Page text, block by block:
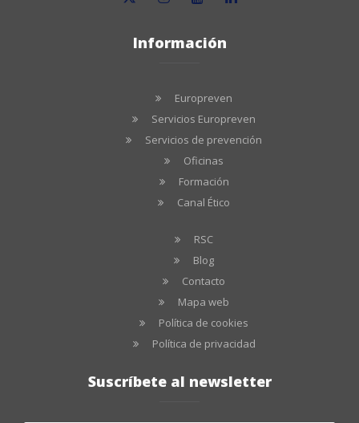
Información
Europreven
Servicios Europreven
Servicios de prevención
Oficinas
Formación
Canal Ético
RSC
Blog
Contacto
Mapa web
Política de cookies
Política de privacidad
Suscríbete al newsletter